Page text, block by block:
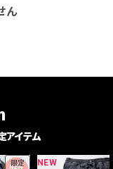
ん
アイテム
限定 NEW